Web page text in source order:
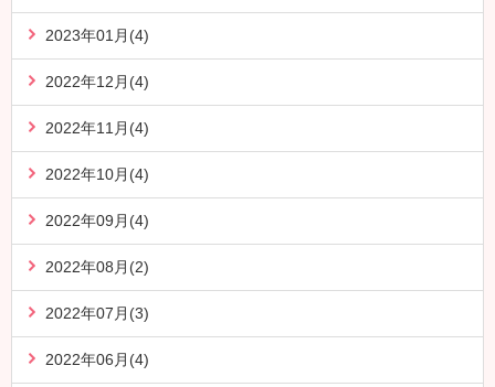
2023年01月(4)
2022年12月(4)
2022年11月(4)
2022年10月(4)
2022年09月(4)
2022年08月(2)
2022年07月(3)
2022年06月(4)